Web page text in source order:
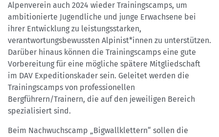
Alpenverein auch 2024 wieder Trainingscamps, um
ambitionierte Jugendliche und junge Erwachsene bei
ihrer Entwicklung zu leistungsstarken,
verantwortungsbewussten Alpinist*innen zu unterstützen.
Darüber hinaus können die Trainingscamps eine gute
Vorbereitung für eine mögliche spätere Mitgliedschaft
im DAV Expeditionskader sein. Geleitet werden die
Trainingscamps von professionellen
Bergführern/Trainern, die auf den jeweiligen Bereich
spezialisiert sind.
Beim Nachwuchscamp „Bigwallklettern“ sollen die